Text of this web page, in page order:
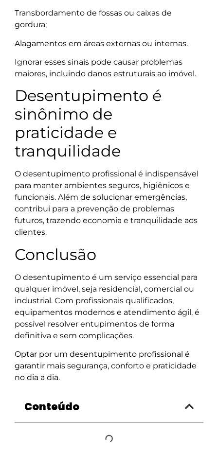
Transbordamento de fossas ou caixas de
gordura;
Alagamentos em áreas externas ou internas.
Ignorar esses sinais pode causar problemas
maiores, incluindo danos estruturais ao imóvel.
Desentupimento é
sinônimo de
praticidade e
tranquilidade
O desentupimento profissional é indispensável
para manter ambientes seguros, higiênicos e
funcionais. Além de solucionar emergências,
contribui para a prevenção de problemas
futuros, trazendo economia e tranquilidade aos
clientes.
Conclusão
O desentupimento é um serviço essencial para
qualquer imóvel, seja residencial, comercial ou
industrial. Com profissionais qualificados,
equipamentos modernos e atendimento ágil, é
possível resolver entupimentos de forma
definitiva e sem complicações.
Optar por um desentupimento profissional é
garantir mais segurança, conforto e praticidade
no dia a dia.
Conteúdo